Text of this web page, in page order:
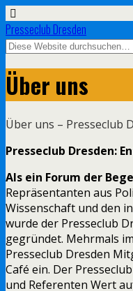
Presseclub Dresden
Über uns
Über uns – Presseclub
Presseclub Dresden:
Als ein Forum der
Repräsentanten aus
Wissenschaft und den
wurde der Presseclub
gegründet. Mehrmals
Presseclub Dresden
Café ein. Der
und Referenten Wert